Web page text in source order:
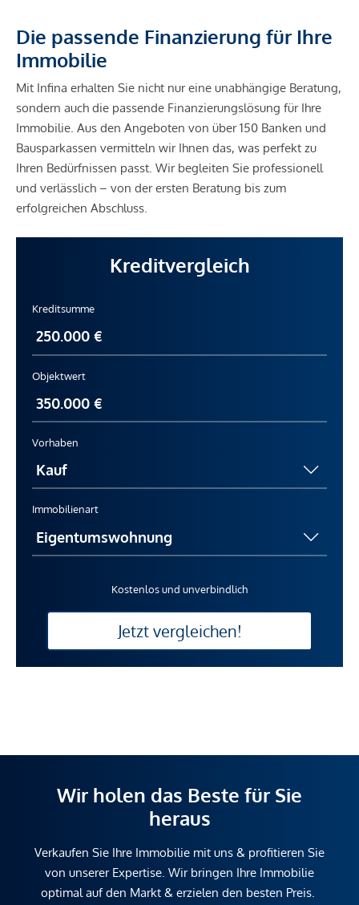
Die passende Finanzierung für Ihre
Immobilie
Mit Infina erhalten Sie nicht nur eine unabhängige Beratung,
sondern auch die passende Finanzierungslösung für Ihre
Immobilie. Aus den Angeboten von über 150 Banken und
Bausparkassen vermitteln wir Ihnen das, was perfekt zu
Ihren Bedürfnissen passt. Wir begleiten Sie professionell
und verlässlich – von der ersten Beratung bis zum
erfolgreichen Abschluss.
Kreditvergleich
Kreditsumme
Objektwert
Vorhaben
Immobilienart
Kostenlos und unverbindlich
Jetzt vergleichen!
Wir holen das Beste für Sie
heraus
Verkaufen Sie Ihre Immobilie mit uns & profitieren Sie
von unserer Expertise. Wir bringen Ihre Immobilie
optimal auf den Markt & erzielen den besten Preis.